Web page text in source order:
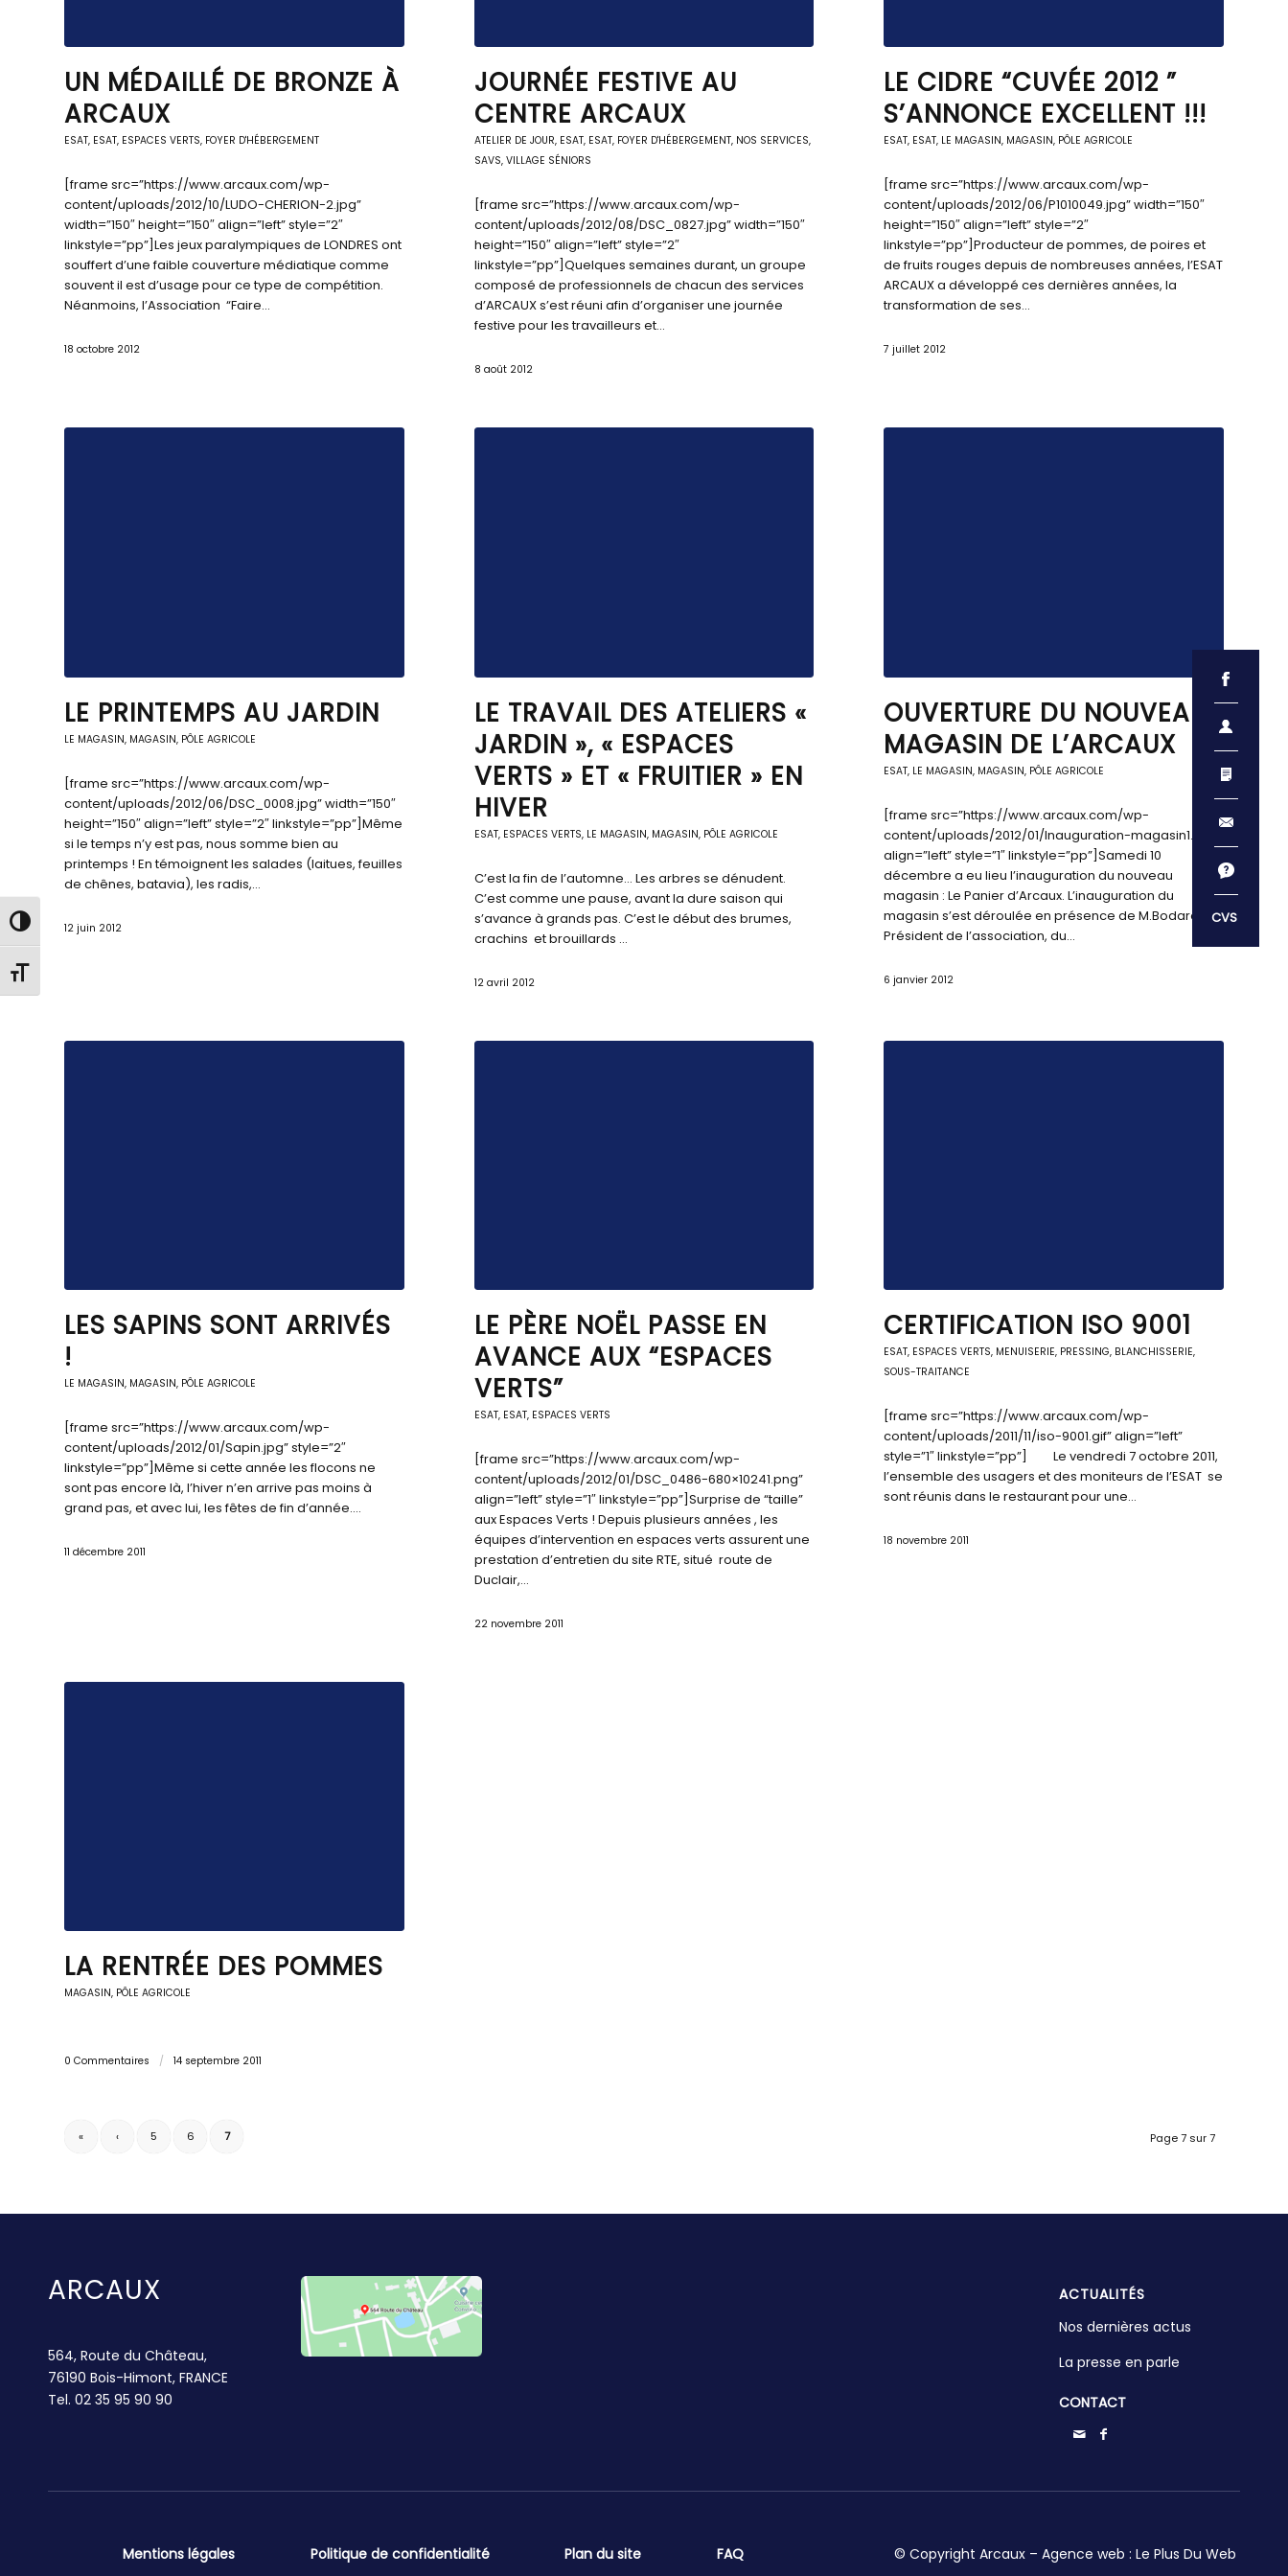
Passer en contraste élevé
Changer la taille de la police
UN MÉDAILLÉ DE BRONZE À
ARCAUX
ESAT, ESAT, ESPACES VERTS, FOYER D'HÉBERGEMENT
[frame src=”https://www.arcaux.com/wp-
content/uploads/2012/10/LUDO-CHERION-2.jpg”
width=”150″ height=”150″ align=”left” style=”2″
linkstyle=”pp”]Les jeux paralympiques de LONDRES ont
souffert d’une faible couverture médiatique comme
souvent il est d’usage pour ce type de compétition.
Néanmoins, l’Association “Faire…
18 octobre 2012
JOURNÉE FESTIVE AU
CENTRE ARCAUX
ATELIER DE JOUR, ESAT, ESAT, FOYER D'HÉBERGEMENT, NOS SERVICES,
SAVS, VILLAGE SÉNIORS
[frame src=”https://www.arcaux.com/wp-
content/uploads/2012/08/DSC_0827.jpg” width=”150″
height=”150″ align=”left” style=”2″
linkstyle=”pp”]Quelques semaines durant, un groupe
composé de professionnels de chacun des services
d’ARCAUX s’est réuni afin d’organiser une journée
festive pour les travailleurs et…
8 août 2012
LE CIDRE “CUVÉE 2012 ”
S’ANNONCE EXCELLENT !!!
ESAT, ESAT, LE MAGASIN, MAGASIN, PÔLE AGRICOLE
[frame src=”https://www.arcaux.com/wp-
content/uploads/2012/06/P1010049.jpg” width=”150″
height=”150″ align=”left” style=”2″
linkstyle=”pp”]Producteur de pommes, de poires et
de fruits rouges depuis de nombreuses années, l’ESAT
ARCAUX a développé ces dernières années, la
transformation de ses…
7 juillet 2012
LE PRINTEMPS AU JARDIN
LE MAGASIN, MAGASIN, PÔLE AGRICOLE
[frame src=”https://www.arcaux.com/wp-
content/uploads/2012/06/DSC_0008.jpg” width=”150″
height=”150″ align=”left” style=”2″ linkstyle=”pp”]Même
si le temps n’y est pas, nous somme bien au
printemps ! En témoignent les salades (laitues, feuilles
de chênes, batavia), les radis,…
12 juin 2012
LE TRAVAIL DES ATELIERS «
JARDIN », « ESPACES
VERTS » ET « FRUITIER » EN
HIVER
ESAT, ESPACES VERTS, LE MAGASIN, MAGASIN, PÔLE AGRICOLE
C’est la fin de l’automne… Les arbres se dénudent.
C’est comme une pause, avant la dure saison qui
s’avance à grands pas. C’est le début des brumes,
crachins et brouillards …
12 avril 2012
OUVERTURE DU NOUVEAU
MAGASIN DE L’ARCAUX
ESAT, LE MAGASIN, MAGASIN, PÔLE AGRICOLE
[frame src=”https://www.arcaux.com/wp-
content/uploads/2012/01/Inauguration-magasin1.png”
align=”left” style=”1″ linkstyle=”pp”]Samedi 10
décembre a eu lieu l’inauguration du nouveau
magasin : Le Panier d’Arcaux. L’inauguration du
magasin s’est déroulée en présence de M.Bodard,
Président de l’association, du…
6 janvier 2012
LES SAPINS SONT ARRIVÉS
!
LE MAGASIN, MAGASIN, PÔLE AGRICOLE
[frame src=”https://www.arcaux.com/wp-
content/uploads/2012/01/Sapin.jpg” style=”2″
linkstyle=”pp”]Même si cette année les flocons ne
sont pas encore là, l’hiver n’en arrive pas moins à
grand pas, et avec lui, les fêtes de fin d’année.…
11 décembre 2011
LE PÈRE NOËL PASSE EN
AVANCE AUX “ESPACES
VERTS”
ESAT, ESAT, ESPACES VERTS
[frame src=”https://www.arcaux.com/wp-
content/uploads/2012/01/DSC_0486-680×10241.png”
align=”left” style=”1″ linkstyle=”pp”]Surprise de “taille”
aux Espaces Verts ! Depuis plusieurs années , les
équipes d’intervention en espaces verts assurent une
prestation d’entretien du site RTE, situé route de
Duclair,…
22 novembre 2011
CERTIFICATION ISO 9001
ESAT, ESPACES VERTS, MENUISERIE, PRESSING, BLANCHISSERIE,
SOUS-TRAITANCE
[frame src=”https://www.arcaux.com/wp-
content/uploads/2011/11/iso-9001.gif” align=”left”
style=”1″ linkstyle=”pp”] Le vendredi 7 octobre 2011,
l’ensemble des usagers et des moniteurs de l’ESAT se
sont réunis dans le restaurant pour une…
18 novembre 2011
LA RENTRÉE DES POMMES
MAGASIN, PÔLE AGRICOLE
0 Commentaires / 14 septembre 2011
Page 7 sur 7
« ‹ 5 6 7
ARCAUX
564, Route du Château,
76190 Bois-Himont, FRANCE
Tel. 02 35 95 90 90
ACTUALITÉS
Nos dernières actus
La presse en parle
CONTACT
Mentions légales Politique de confidentialité Plan du site FAQ © Copyright Arcaux – Agence web :Le Plus Du Web